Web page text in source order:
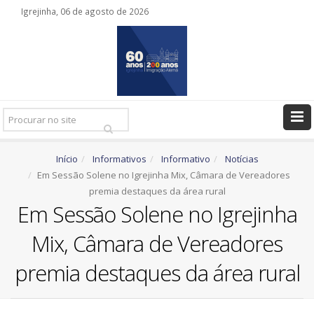
Igrejinha, 06 de agosto de 2026
Pesquisar
Ir
Início Informativos Informativo
Notícias
Em Sessão Solene no Igrejinha Mix, Câmara de Vereadores
premia destaques da área rural
Em Sessão Solene no Igrejinha
Mix, Câmara de Vereadores
premia destaques da área rural